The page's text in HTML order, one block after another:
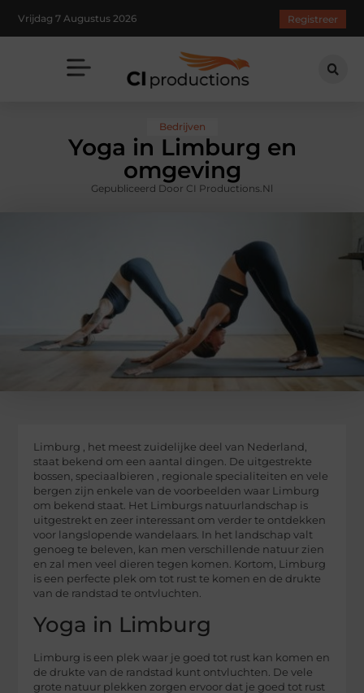
Vrijdag 7 Augustus 2026 Registreer
Bedrijven
Yoga in Limburg en
omgeving
Gepubliceerd Door CI Productions.nl
Limburg , het meest zuidelijke deel van Nederland,
staat bekend om een aantal dingen. De uitgestrekte
bossen, speciaalbieren , regionale specialiteiten en vele
bergen zijn enkele van de voorbeelden waar Limburg
om bekend staat. Het Limburgs natuurlandschap is
uitgestrekt en zeer interessant om verder te ontdekken
voor langslopende wandelaars. In het landschap valt
genoeg te beleven, kan men verschillende natuur zien
en zal men veel dieren tegen komen. Kortom, Limburg
is een perfecte plek om tot rust te komen en de drukte
van de randstad te ontvluchten.
Yoga in Limburg
Limburg is een plek waar je goed tot rust kan komen en
de drukte van de randstad kunt ontvluchten. De vele
grote natuur plekken zorgen ervoor dat je goed tot rust